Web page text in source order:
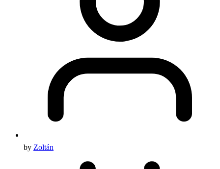
by Zoltán